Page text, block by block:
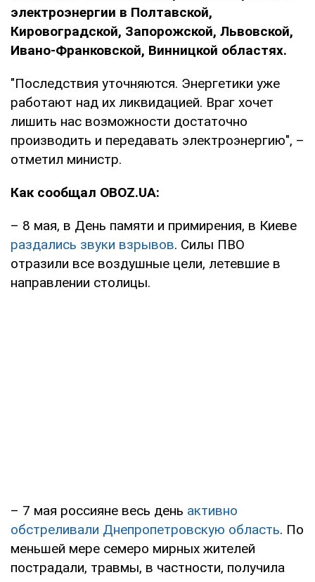
электроэнергии в Полтавской,
Кировоградской, Запорожской, Львовской,
Ивано-Франковской, Винницкой областях.
"Последствия уточняются. Энергетики уже
работают над их ликвидацией. Враг хочет
лишить нас возможности достаточно
производить и передавать электроэнергию", –
отметил министр.
Как сообщал OBOZ.UA:
– 8 мая, в День памяти и примирения, в Киеве
раздались звуки взрывов. Силы ПВО
отразили все воздушные цели, летевшие в
направлении столицы.
– 7 мая россияне весь день активно
обстреливали Днепропетровскую область. По
меньшей мере семеро мирных жителей
пострадали, травмы, в частности, получила